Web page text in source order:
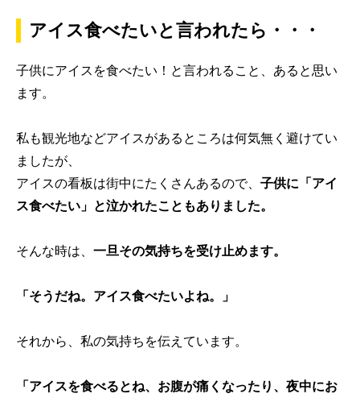
アイス食べたいと言われたら・・・
子供にアイスを食べたい！と言われること、あると思い
ます。
私も観光地などアイスがあるところは何気無く避けてい
ましたが、
アイスの看板は街中にたくさんあるので、 子供に「アイ
ス食べたい」と泣かれたこともありました。
そんな時は、 一旦その気持ちを受け止めます。
「そうだね。アイス食べたいよね。」
それから、私の気持ちを伝えています。
「アイスを食べるとね、お腹が痛くなったり、夜中にお